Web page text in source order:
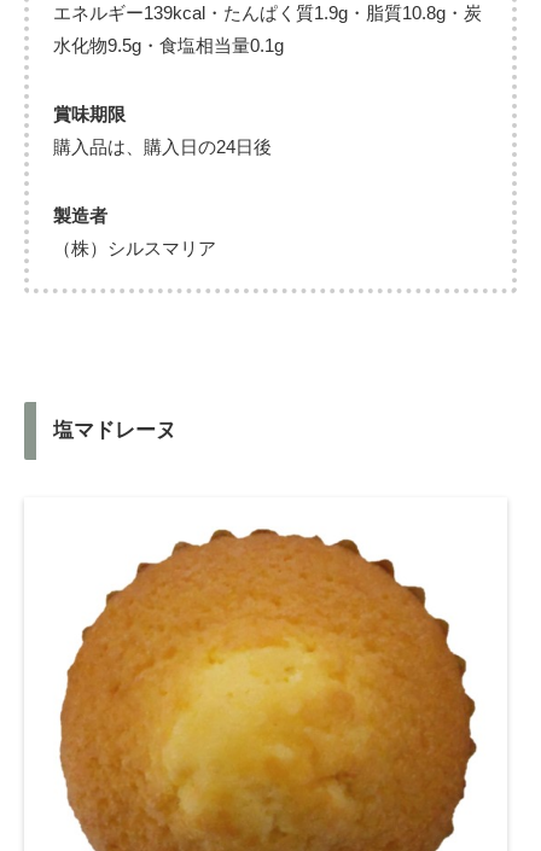
エネルギー139kcal・たんぱく質1.9g・脂質10.8g・炭
水化物9.5g・食塩相当量0.1g
賞味期限
購入品は、購入日の24日後
製造者
（株）シルスマリア
塩マドレーヌ